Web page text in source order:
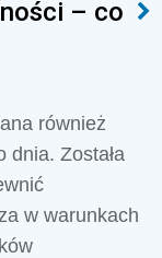
– co
również
dnia. Została
w warunkach